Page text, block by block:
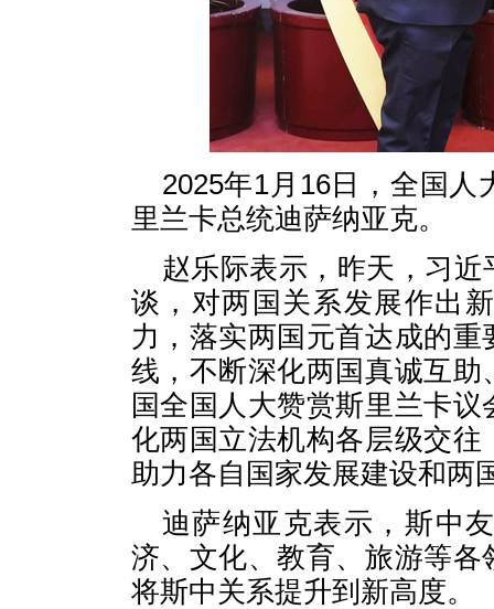
2025年1月16日，全国
里兰卡总统迪萨纳亚克。
赵乐际表示，昨天，习
谈，对两国关系发展作出
力，落实两国元首达成的
线，不断深化两国真诚互
国全国人大赞赏斯里兰卡
化两国立法机构各层级交
助力各自国家发展建设和两
迪萨纳亚克表示，斯中
济、文化、教育、旅游等
将斯中关系提升到新高度。